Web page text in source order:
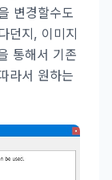
변경할수도
던지, 이미지
통해서 기존
라서 원하는